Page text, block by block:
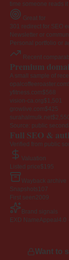
time someone reads
Great for
301 redirect for SEO
Newsletter or
Personal portfolio or
Recent
Premium
A small sample of
opalcoffeeroaster.com
yfitness.com$568
vision-ca.org$1,501
growlive.com$425
surahalmulk.net
Source: public
Full SEO &
Verified from public
Valuation
Listed price$195
Wayback archive
Snapshots 107
First seen2009
Brand signals
EXD NameAppeal 4.0
Want to